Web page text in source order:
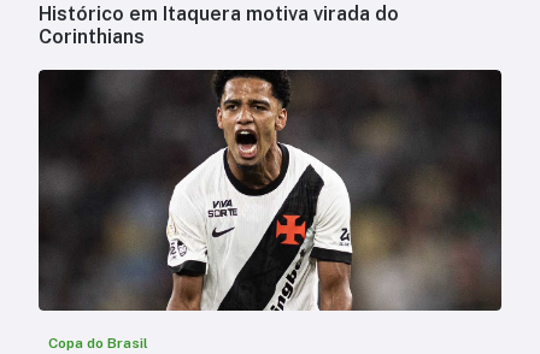
Histórico em Itaquera motiva virada do
Corinthians
Copa do Brasil